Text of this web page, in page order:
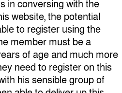
in conversing with the
website, the potential
to register using the
member must be a
of age and much more
need to register on this
his sensible group of